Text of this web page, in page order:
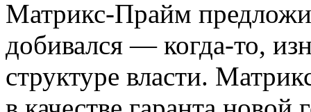
Матрикс-Прайм
добивался — когда-то,
структуре власти.